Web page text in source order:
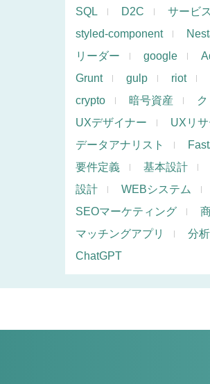
SQL
D2C サービ
styled-component
リーダー
google
Grunt
gulp riot
crypto
暗号資産
UXデザイナー
UXリ
データアナリスト
要件定義
基本設計
設計
WEBシステム
SEOマーケティング
マッチングアプリ
分
ChatGPT